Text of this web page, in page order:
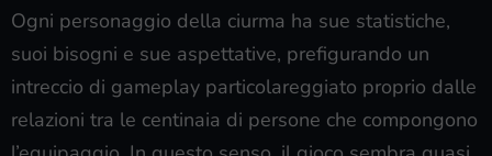
Ogni personaggio della ciurma ha sue statistiche,
suoi bisogni e sue aspettative, prefigurando un
intreccio di gameplay particolareggiato proprio dalle
relazioni tra le centinaia di persone che compongono